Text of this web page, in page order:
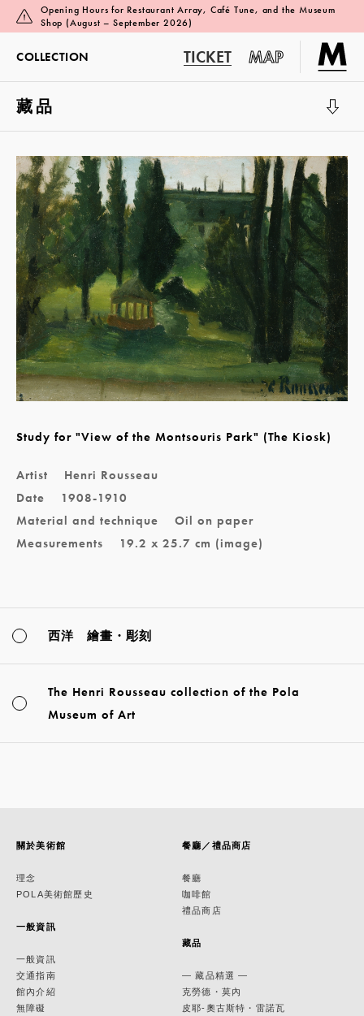
Opening Hours for Restaurant Array, Café Tune, and the Museum
Shop (August – September 2026)
COLLECTION TICKET MAP
藏品
Study for "View of the Montsouris Park" (The Kiosk)
Artist
Henri Rousseau
Date
1908-1910
Material and technique
Oil on paper
Measurements
19.2 x 25.7 cm (image)
西洋 繪畫・彫刻
The Henri Rousseau collection of the Pola
Museum of Art
關於美術館
理念
POLA美術館歷史
一般資訊
一般資訊
交通指南
館內介紹
無障礙
餐廳／禮品商店
餐廳
咖啡館
禮品商店
藏品
— 藏品精選 —
克勞德・莫內
皮耶-奧古斯特・雷諾瓦